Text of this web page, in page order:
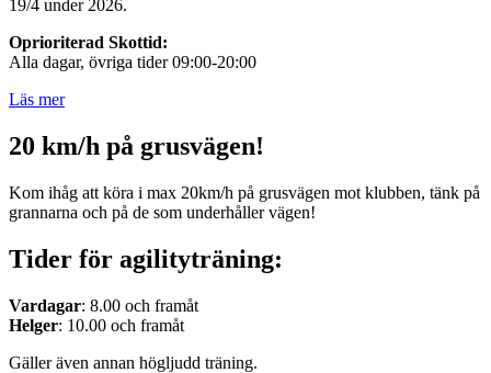
19/4 under 2026.
Oprioriterad Skottid:
Alla dagar, övriga tider 09:00-20:00
Läs mer
20 km/h på grusvägen!
Kom ihåg att köra i max 20km/h på grusvägen mot klubben, tänk på
grannarna och på de som underhåller vägen!
Tider för agilityträning:
Vardagar: 8.00 och framåt
Helger: 10.00 och framåt
Gäller även annan högljudd träning.